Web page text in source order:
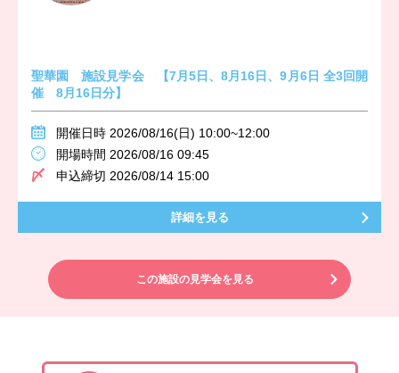
聖華園 施設見学会 【7月5日、8月16日、9月6日 全3回開
催 8月16日分】
開催日時 2026/08/16(日) 10:00~12:00
開場時間 2026/08/16 09:45
申込締切 2026/08/14 15:00
詳細を見る
この施設の見学会を見る